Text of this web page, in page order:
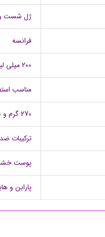
ژل شست
فرانسه
200 میلی لیتر و 500 میلی لیتر
مناسب
270 گرم و 570 گرم
ترکیبات
پوست
پارابن و